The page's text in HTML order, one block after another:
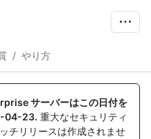
/ やり方
サーバーはこの日付を
04-23. 重大なセキュリティ
チリリースは作成されませ